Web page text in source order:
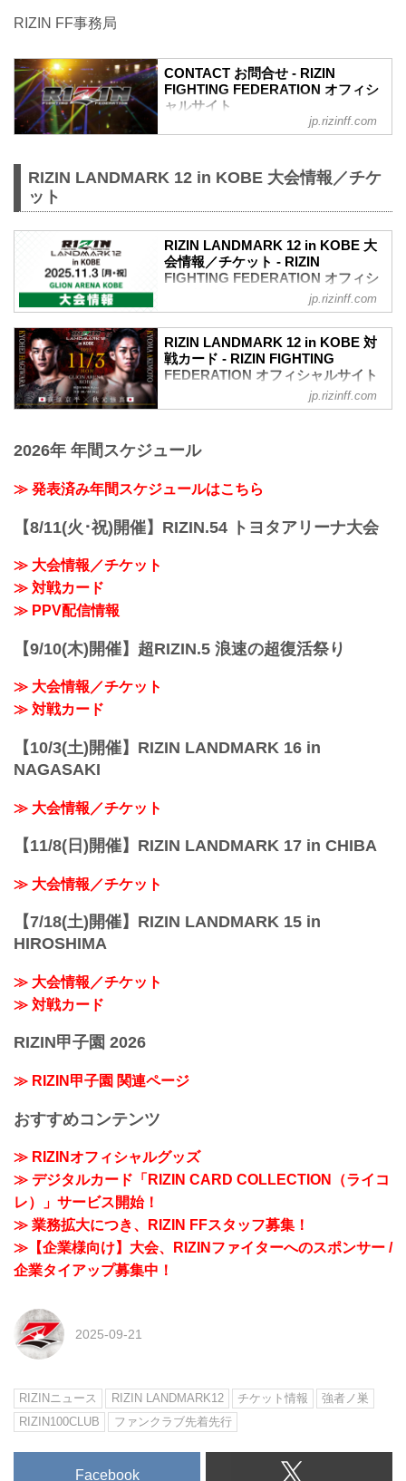
RIZIN FF事務局
CONTACT お問合せ - RIZIN
FIGHTING FEDERATION オフィシ
ャルサイト
jp.rizinff.com
RIZIN LANDMARK 12 in KOBE 大会情報／チケ
ット
RIZIN LANDMARK 12 in KOBE 大
会情報／チケット - RIZIN
FIGHTING FEDERATION オフィシ
開催日時
2025年11月3日（月・祝）11:00開場（予
定）／13:00開始（予定）
フィシャルサイトにてご案内します。
阪急「神戸三宮駅」：徒歩 約18分
JR「三ノ宮駅」：徒歩 約20分
駅」：徒歩 約13分
jp.rizinff.com
RIZIN LANDMARK 12 in KOBE 対
戦カード - RIZIN FIGHTING
FEDERATION オフィシャルサイト
中島太一 vs. 後藤丈治
中島太一 vs. 後藤丈治
ー
RIZIN MMAルール：5分3R（71.0kg）
jp.rizinff.com
2026年 年間スケジュール
≫ 発表済み年間スケジュールはこちら
【8/11(火･祝)開催】RIZIN.54 トヨタアリーナ大会
≫ 大会情報／チケット
≫ 対戦カード
≫ PPV配信情報
【9/10(木)開催】超RIZIN.5 浪速の超復活祭り
≫ 大会情報／チケット
≫ 対戦カード
【10/3(土)開催】RIZIN LANDMARK 16 in
NAGASAKI
≫ 大会情報／チケット
【11/8(日)開催】RIZIN LANDMARK 17 in CHIBA
≫ 大会情報／チケット
【7/18(土)開催】RIZIN LANDMARK 15 in
HIROSHIMA
≫ 大会情報／チケット
≫ 対戦カード
RIZIN甲子園 2026
≫ RIZIN甲子園 関連ページ
おすすめコンテンツ
≫ RIZINオフィシャルグッズ
≫ デジタルカード「RIZIN CARD COLLECTION（ライコ
レ）」サービス開始！
≫ 業務拡大につき、RIZIN FFスタッフ募集！
≫【企業様向け】大会、RIZINファイターへのスポンサー /
企業タイアップ募集中！
2025-09-21
RIZINニュース RIZIN LANDMARK12 チケット情報
強者ノ巣
RIZIN100CLUB
ファンクラブ先着先行
Facebook